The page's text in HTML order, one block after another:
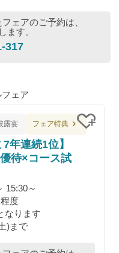
ェアのご予約は、
ます。
317
ェア
露宴 フェア特典
年連続1位】
待×コース試
15:30～
度
なります
)まで